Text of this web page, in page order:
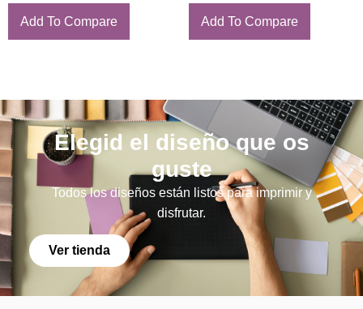
Add To Compare Add To Compare
Elegid el diseño que os
guste
Todos los diseños están listos para imprimir y
disfrutar.
Ver tienda